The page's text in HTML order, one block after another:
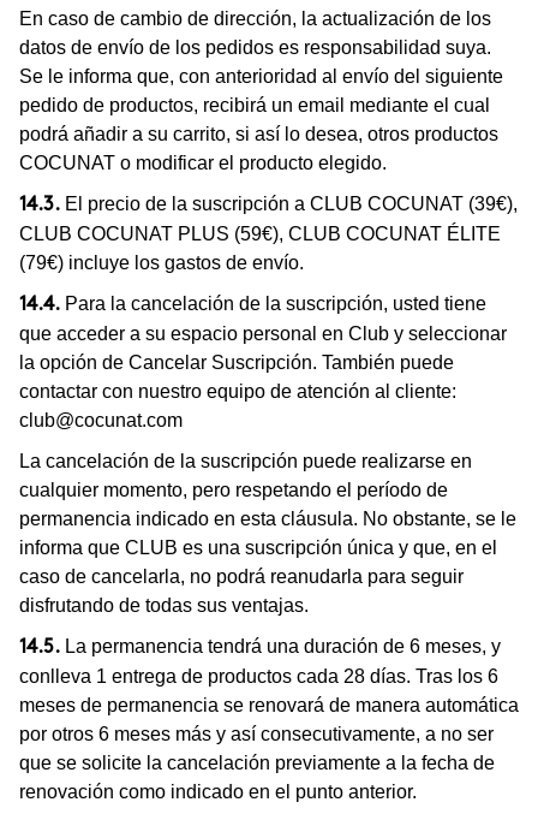
En caso de cambio de dirección, la actualización de los
datos de envío de los pedidos es responsabilidad suya.
Se le informa que, con anterioridad al envío del siguiente
pedido de productos, recibirá un email mediante el cual
podrá añadir a su carrito, si así lo desea, otros productos
COCUNAT o modificar el producto elegido.
14.3. El precio de la suscripción a CLUB COCUNAT (39€),
CLUB COCUNAT PLUS (59€), CLUB COCUNAT ÉLITE
(79€) incluye los gastos de envío.
14.4. Para la cancelación de la suscripción, usted tiene
que acceder a su espacio personal en Club y seleccionar
la opción de Cancelar Suscripción. También puede
contactar con nuestro equipo de atención al cliente:
club@cocunat.com
La cancelación de la suscripción puede realizarse en
cualquier momento, pero respetando el período de
permanencia indicado en esta cláusula. No obstante, se le
informa que CLUB es una suscripción única y que, en el
caso de cancelarla, no podrá reanudarla para seguir
disfrutando de todas sus ventajas.
14.5. La permanencia tendrá una duración de 6 meses, y
conlleva 1 entrega de productos cada 28 días. Tras los 6
meses de permanencia se renovará de manera automática
por otros 6 meses más y así consecutivamente, a no ser
que se solicite la cancelación previamente a la fecha de
renovación como indicado en el punto anterior.